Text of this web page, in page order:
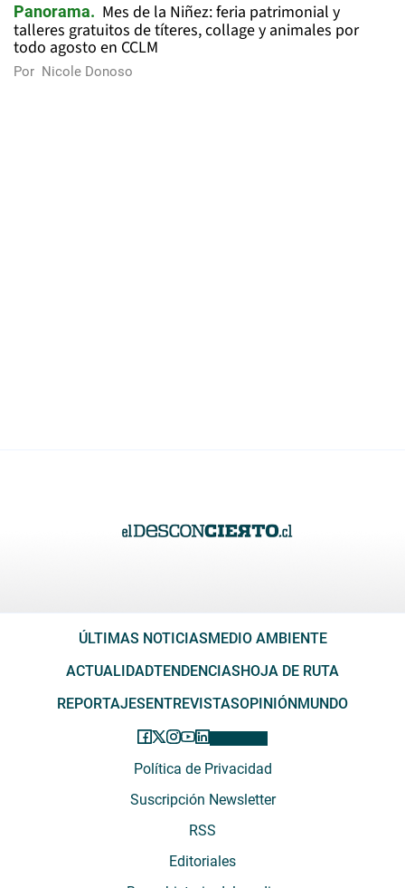
Panorama
Mes de la Niñez: feria patrimonial y
talleres gratuitos de títeres, collage y animales por
todo agosto en CCLM
Por Nicole Donoso
ÚLTIMAS NOTICIAS MEDIO AMBIENTE
ACTUALIDADTENDENCIAS HOJA DE RUTA
REPORTAJES ENTREVISTASOPINIÓN MUNDO
Política de Privacidad
Suscripción Newsletter
RSS
Editoriales